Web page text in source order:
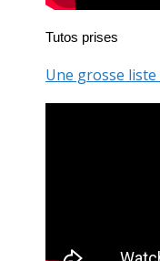
Tutos prises
Une grosse liste